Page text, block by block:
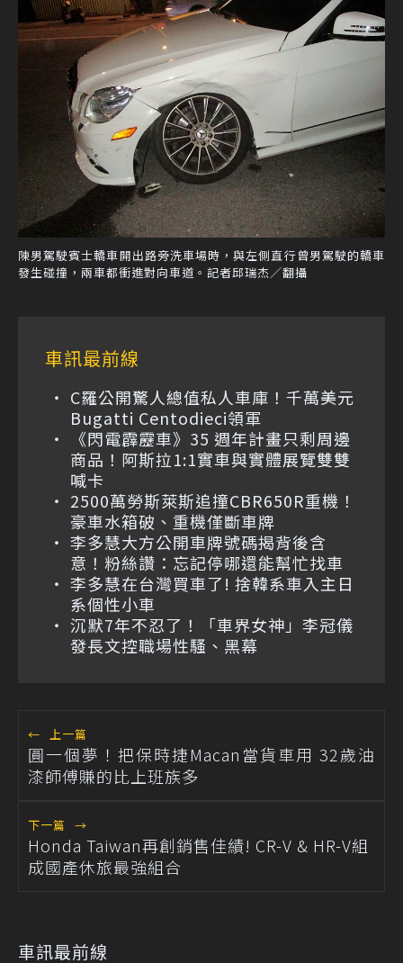
陳男駕駛賓士轎車開出路旁洗車場時，與左側直行曾男駕駛的轎車
發生碰撞，兩車都衝進對向車道。記者邱瑞杰／翻攝
車訊最前線
C羅公開驚人總值私人車庫！千萬美元
Bugatti Centodieci領軍
《閃電霹靂車》35 週年計畫只剩周邊
商品！阿斯拉1:1實車與實體展覽雙雙
喊卡
2500萬勞斯萊斯追撞CBR650R重機！
豪車水箱破、重機僅斷車牌
李多慧大方公開車牌號碼揭背後含
意！粉絲讚：忘記停哪還能幫忙找車
李多慧在台灣買車了! 捨韓系車入主日
系個性小車
沉默7年不忍了！「車界女神」李冠儀
發長文控職場性騷、黑幕
← 上一篇
圓一個夢！把保時捷Macan當貨車用 32歲油
漆師傅賺的比上班族多
下一篇 →
Honda Taiwan再創銷售佳績! CR-V & HR-V組
成國產休旅最強組合
車訊最前線